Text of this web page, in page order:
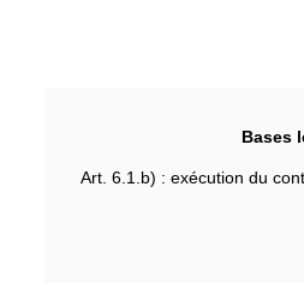
Bases
Art. 6.1.b) : exécution du